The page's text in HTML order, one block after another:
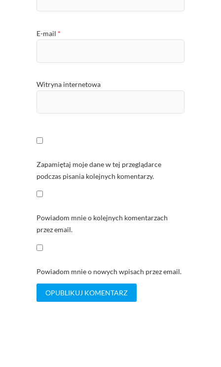
E-mail *
Witryna internetowa
Zapamiętaj moje dane w tej przeglądarce
podczas pisania kolejnych komentarzy.
Powiadom mnie o kolejnych komentarzach
przez email.
Powiadom mnie o nowych wpisach przez email.